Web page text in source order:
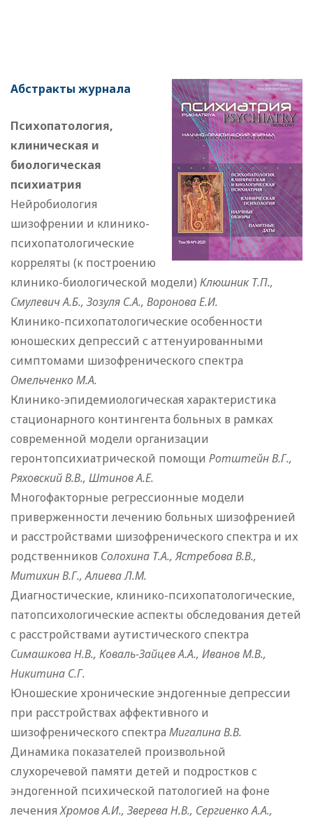
Абстракты журнала
Психопатология,
клиническая и
биологическая
психиатрия
Нейробиология
шизофрении и клинико-
психопатологические
корреляты (к построению
клинико-биологической модели) Клюшник Т.П.,
Смулевич А.Б., Зозуля С.А., Воронова Е.И.
Клинико-психопатологические особенности
юношеских депрессий с аттенуированными
симптомами шизофренического спектра
Омельченко М.А.
Клинико-эпидемиологическая характеристика
стационарного контингента больных в рамках
современной модели организации
геронтопсихиатрической помощи Ротштейн В.Г.,
Ряховский В.В., Штинов А.Е.
Многофакторные регрессионные модели
приверженности лечению больных шизофренией
и расстройствами шизофренического спектра и их
родственников Солохина Т.А., Ястребова В.В.,
Митихин В.Г., Алиева Л.М.
Диагностические, клинико-психопатологические,
патопсихологические аспекты обследования детей
с расстройствами аутистического спектра
Симашкова Н.В., Коваль-Зайцев А.А., Иванов М.В.,
Никитина С.Г.
Юношеские хронические эндогенные депрессии
при расстройствах аффективного и
шизофренического спектра Мигалина В.В.
Динамика показателей произвольной
слухоречевой памяти детей и подростков с
эндогенной психической патологией на фоне
леченияХромов А.И., Зверева Н.В., Сергиенко А.А.,